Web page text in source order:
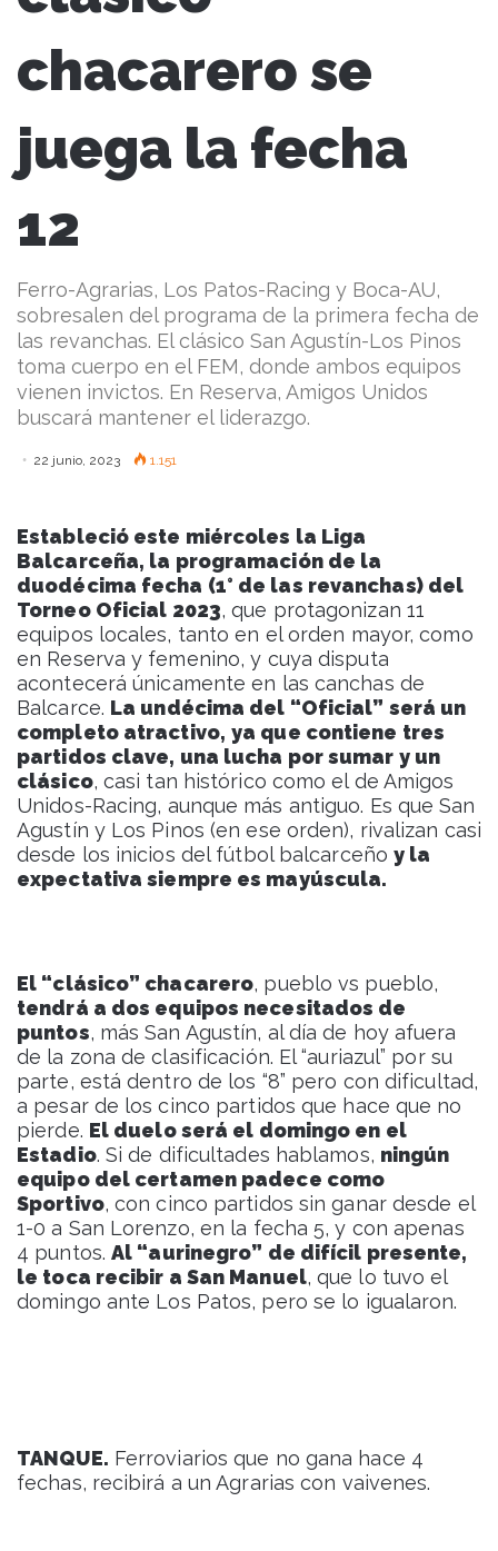
chacarero se
juega la fecha
12
Ferro-Agrarias, Los Patos-Racing y Boca-AU,
sobresalen del programa de la primera fecha de
las revanchas. El clásico San Agustín-Los Pinos
toma cuerpo en el FEM, donde ambos equipos
vienen invictos. En Reserva, Amigos Unidos
buscará mantener el liderazgo.
22 junio, 2023 1.151
Estableció este miércoles la Liga
Balcarceña, la programación de la
duodécima fecha (1° de las revanchas) del
Torneo Oficial 2023, que protagonizan 11
equipos locales, tanto en el orden mayor, como
en Reserva y femenino, y cuya disputa
acontecerá únicamente en las canchas de
Balcarce. La undécima del “Oficial” será un
completo atractivo, ya que contiene tres
partidos clave, una lucha por sumar y un
clásico, casi tan histórico como el de Amigos
Unidos-Racing, aunque más antiguo. Es que San
Agustín y Los Pinos (en ese orden), rivalizan casi
desde los inicios del fútbol balcarceñoy la
expectativa siempre es mayúscula.
El “clásico” chacarero, pueblo vs pueblo,
tendrá a dos equipos necesitados de
puntos, más San Agustín, al día de hoy afuera
de la zona de clasificación. El “auriazul” por su
parte, está dentro de los “8” pero con dificultad,
a pesar de los cinco partidos que hace que no
pierde. El duelo será el domingo en el
Estadio. Si de dificultades hablamos, ningún
equipo del certamen padece como
Sportivo, con cinco partidos sin ganar desde el
1-0 a San Lorenzo, en la fecha 5, y con apenas
4 puntos. Al “aurinegro” de difícil presente,
le toca recibir a San Manuel, que lo tuvo el
domingo ante Los Patos, pero se lo igualaron.
TANQUE. Ferroviarios que no gana hace 4
fechas, recibirá a un Agrarias con vaivenes.